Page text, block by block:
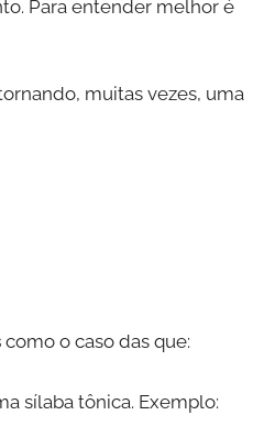
Para entender melhor é
muitas vezes, uma
como o caso das que:
sílaba tônica. Exemplo: